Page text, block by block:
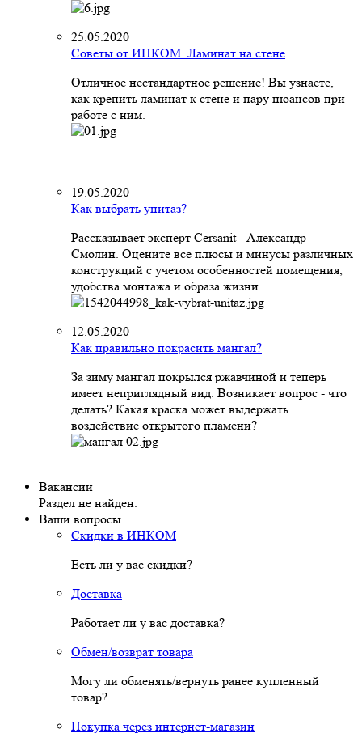
25.05.2020
Советы от ИНКОМ. Ламинат на стене
Отличное нестандартное решение! Вы узнаете,
как крепить ламинат к стене и пару нюансов при
работе с ним.
19.05.2020
Как выбрать унитаз?
Рассказывает эксперт Cersanit - Александр
Смолин. Оцените все плюсы и минусы различных
конструкций с учетом особенностей помещения,
удобства монтажа и образа жизни.
12.05.2020
Как правильно покрасить мангал?
За зиму мангал покрылся ржавчиной и теперь
имеет неприглядный вид. Возникает вопрос - что
делать? Какая краска может выдержать
воздействие открытого пламени?
Вакансии
Раздел не найден.
Ваши вопросы
Скидки в ИНКОМ
Есть ли у вас скидки?
Доставка
Работает ли у вас доставка?
Обмен/возврат товара
Могу ли обменять/вернуть ранее купленный
товар?
Покупка через интернет-магазин